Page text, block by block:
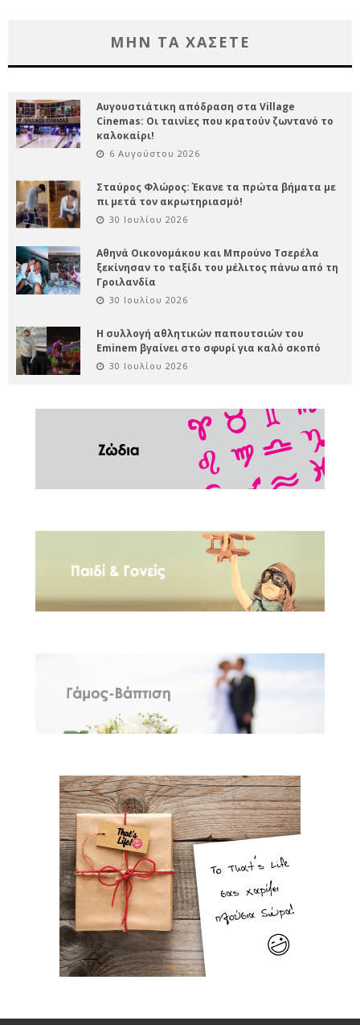
ΜΗΝ ΤΑ ΧΑΣΕΤΕ
Αυγουστιάτικη απόδραση στα Village
Cinemas: Οι ταινίες που κρατούν ζωντανό το
καλοκαίρι!
6 Αυγούστου 2026
Σταύρος Φλώρος: Έκανε τα πρώτα βήματα με
πι μετά τον ακρωτηριασμό!
30 Ιουλίου 2026
Αθηνά Οικονομάκου και Μπρούνο Τσερέλα
ξεκίνησαν το ταξίδι του μέλιτος πάνω από τη
Γροιλανδία
30 Ιουλίου 2026
Η συλλογή αθλητικών παπουτσιών του
Eminem βγαίνει στο σφυρί για καλό σκοπό
30 Ιουλίου 2026